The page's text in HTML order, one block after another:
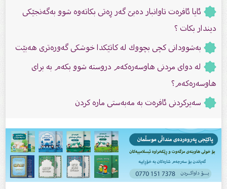
ئایا ئافرەت تاوانبار دەبێ گەر ڕەتی بكاتەوە شوو بەگەنجێكی
دیندار بكات ؟
بەشوودانى كچى بچووك لە كاتێكدا خوشكى گەورەترى هەبێت
لە دواى مردنى هاوسەرەكەم دروستە شوو بكەم بە براى
هاوسەرەكەم؟
سەیرکردنى ئافرەت بە مەبەستى مارە کردن